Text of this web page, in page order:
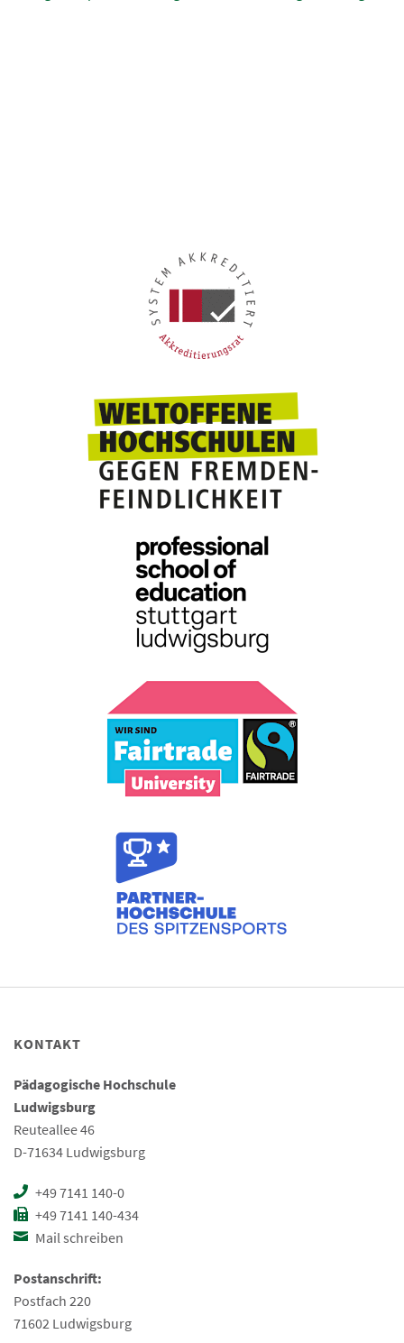
KONTAKT
Pädagogische Hochschule
Ludwigsburg
Reuteallee 46
D-71634 Ludwigsburg
+49 7141 140-0
+49 7141 140-434
Mail schreiben
Postanschrift:
Postfach 220
71602 Ludwigsburg